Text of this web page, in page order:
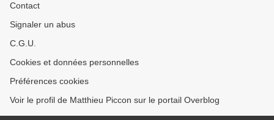
Contact
Signaler un abus
C.G.U.
Cookies et données personnelles
Préférences cookies
Voir le profil de Matthieu Piccon sur le portail Overblog